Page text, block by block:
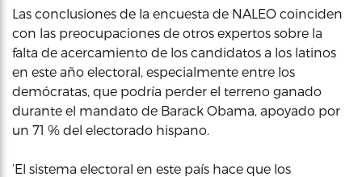
Las conclusiones de la encuesta de NALEO coinciden
con las preocupaciones de otros expertos sobre la
falta de acercamiento de los candidatos a los latinos
en este año electoral, especialmente entre los
demócratas, que podría perder el terreno ganado
durante el mandato de Barack Obama, apoyado por
un 71 % del electorado hispano.
‘El sistema electoral en este país hace que los